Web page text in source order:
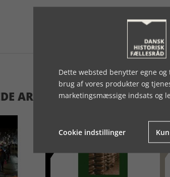
ARTIKLER
Dette websted benytter egne
brug af vores produkter og
marketingsmæssige indsats og
Cookie indstillinger